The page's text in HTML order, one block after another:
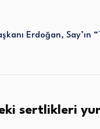
Erdoğan, Say’ın
sertlikleri